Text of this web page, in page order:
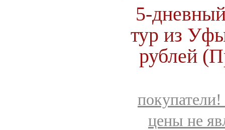
5-
тур из
рублей
покупатели!
цены не